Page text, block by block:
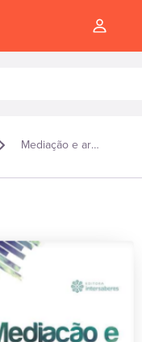
Mediação e arbitragem